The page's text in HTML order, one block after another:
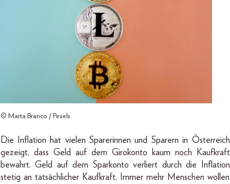
© Marta Branco / Pexels
Die Inflation hat vielen Sparerinnen und Sparern in Österreich
gezeigt, dass Geld auf dem Girokonto kaum noch Kaufkraft
bewahrt. Geld auf dem Sparkonto verliert durch die Inflation
stetig an tatsächlicher Kaufkraft. Immer mehr Menschen wollen